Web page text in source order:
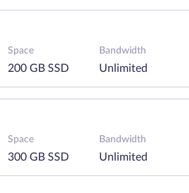
Space
200 GB SSD
Bandwidth
Unlimited
Space
300 GB SSD
Bandwidth
Unlimited